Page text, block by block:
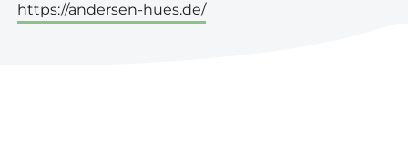
https://andersen-hues.de/